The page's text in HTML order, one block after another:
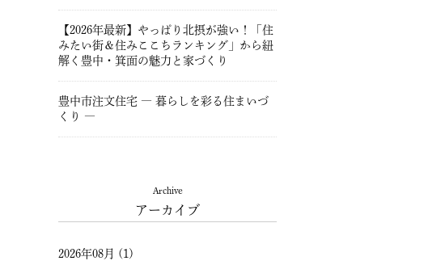
【2026年最新】やっぱり北摂が強い！「住
みたい街＆住みここちランキング」から紐
解く豊中・箕面の魅力と家づくり
豊中市注文住宅 ― 暮らしを彩る住まいづ
くり ―
Archive
アーカイブ
2026年08月 (1)